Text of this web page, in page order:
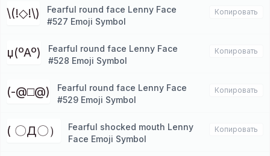
\(!◇!\)
Fearful round face Lenny Face
#527 Emoji Symbol
Копировать
џ(ºAº)
Fearful round face Lenny Face
#528 Emoji Symbol
Копировать
(-@□@)
Fearful round face Lenny Face
#529 Emoji Symbol
Копировать
( 〇Д〇）
Fearful shocked mouth Lenny
Face Emoji Symbol
Копировать